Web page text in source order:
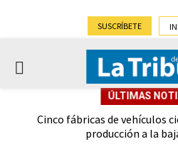
SUSCRÍBETE
PRIMARY
ÚLTIMAS
Cinco fábricas de vehículos
producción a la